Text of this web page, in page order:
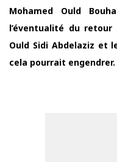
Mohamed Ould
l’éventualité du
Ould Sidi Abdelaziz et
cela pourrait engendrer.